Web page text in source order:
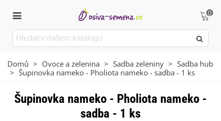
0
Domů > Ovoce a zelenina > Sadba zeleniny > Sadba hub
> Šupinovka nameko - Pholiota nameko - sadba - 1 ks
Šupinovka nameko - Pholiota nameko -
sadba - 1 ks